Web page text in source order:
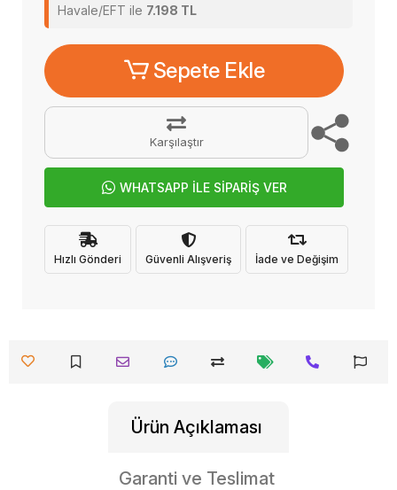
Havale/EFT ile 7.198 TL
Sepete Ekle
Karşılaştır
WHATSAPP İLE SİPARİŞ VER
Hızlı Gönderi Güvenli Alışveriş İade ve Değişim
Ürün Açıklaması
Garanti ve Teslimat